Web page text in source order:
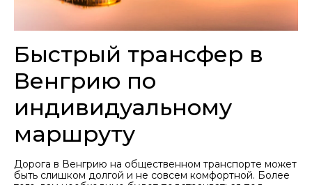
Быстрый трансфер в
Венгрию по
индивидуальному
маршруту
Дорога в Венгрию на общественном транспорте может
быть слишком долгой и не совсем комфортной. Более